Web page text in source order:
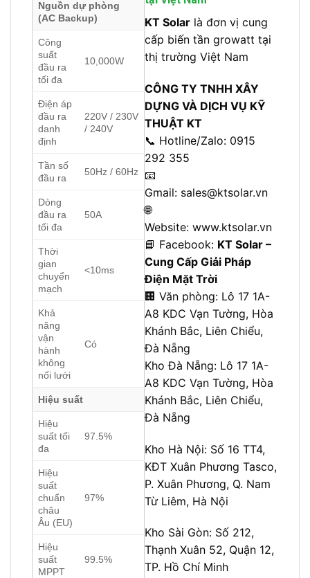
Nguồn dự phòng
(AC Backup)
Công
suất
đầu ra
tối đa
10,000W
Điện áp
đầu ra
danh
định
220V / 230V
/ 240V
Tần số
đầu ra
50Hz / 60Hz
Dòng
đầu ra
tối đa
50A
Thời
gian
chuyển
mạch
<10ms
Khả
năng
vận
hành
không
nối lưới
Có
Hiệu suất
Hiệu
suất tối
đa
97.5%
Hiệu
suất
chuẩn
châu
Âu (EU)
97%
Hiệu
suất
MPPT
99.5%
KT Solar là đơn vị cung
cấp biến tần growatt tại
thị trường Việt Nam
CÔNG TY TNHH XÂY
DỰNG VÀ DỊCH VỤ KỸ
THUẬT KT
📞 Hotline/Zalo: 0915
292 355
📧
Gmail: sales@ktsolar.vn
🌐
Website: www.ktsolar.vn
📘 Facebook: KT Solar –
Cung Cấp Giải Pháp
Điện Mặt Trời
🏢 Văn phòng: Lô 17 1A-
A8 KDC Vạn Tường, Hòa
Khánh Bắc, Liên Chiểu,
Đà Nẵng
Kho Đà Nẵng: Lô 17 1A-
A8 KDC Vạn Tường, Hòa
Khánh Bắc, Liên Chiểu,
Đà Nẵng
Kho Hà Nội: Số 16 TT4,
KĐT Xuân Phương Tasco,
P. Xuân Phương, Q. Nam
Từ Liêm, Hà Nội
Kho Sài Gòn: Số 212,
Thạnh Xuân 52, Quận 12,
TP. Hồ Chí Minh